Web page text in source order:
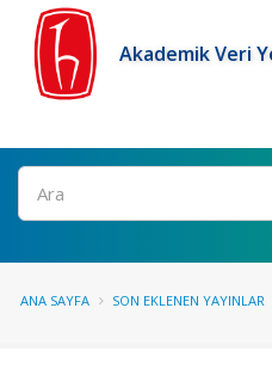
Akademik Veri
Ara
ANA SAYFA SON EKLENEN YAYINLAR